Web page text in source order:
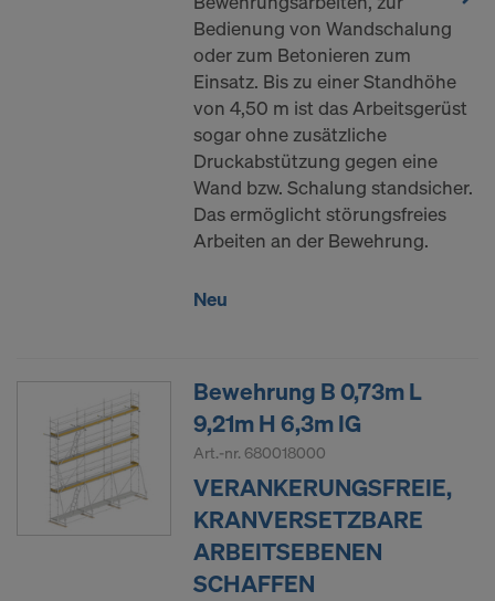
Bedienung von Wandschalung
oder zum Betonieren zum
Einsatz. Bis zu einer Standhöhe
von 4,50 m ist das Arbeitsgerüst
sogar ohne zusätzliche
Druckabstützung gegen eine
Wand bzw. Schalung standsicher.
Das ermöglicht störungsfreies
Arbeiten an der Bewehrung.
Neu
Bewehrung B 0,73m L
9,21m H 6,3m IG
Art.-nr. 680018000
VERANKERUNGSFREIE,
KRANVERSETZBARE
ARBEITSEBENEN
SCHAFFEN